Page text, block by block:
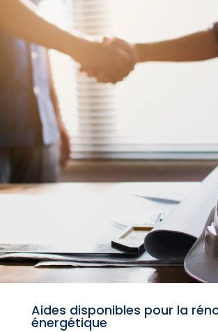
Aides disponibles pour la
énergétique